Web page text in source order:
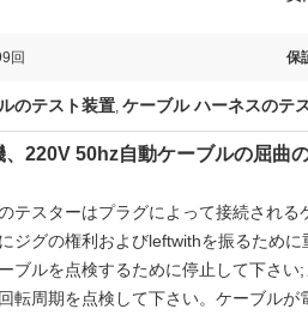
回 保
のテスト装置, ケーブル ハーネスのテ
、220V 50hz自動ケーブルの屈曲
テスターはプラグによって接続され
ジグの権利およびleftwithを振るため
ブルを点検するために停止して下さ
転周期を点検して下さい。ケーブル